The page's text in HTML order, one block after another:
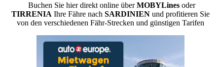
Buchen Sie hier direkt online überMOBYLines oder
TIRRENIA Ihre Fähre nach SARDINIEN und profitieren Sie
von den verschiedenen Fähr-Strecken und günstigen Tarifen